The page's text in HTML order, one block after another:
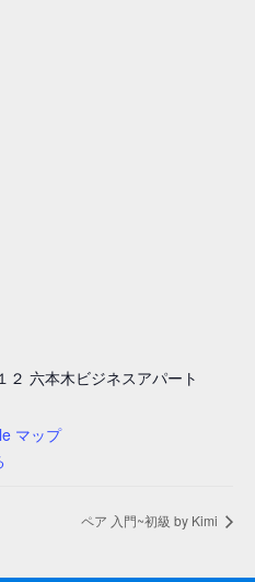
２ 六本木ビジネスアパート
マップ
ペア 入門~初級 by Kimi